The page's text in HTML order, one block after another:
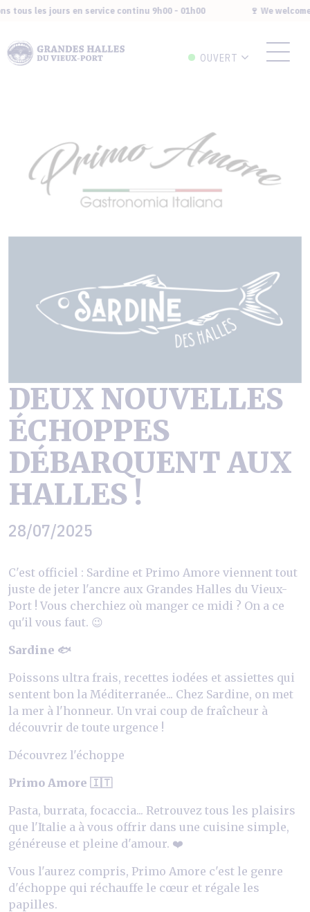
tous les jours en service continu 9h00 - 01h00 🍷 We
OUVERT
DEUX NOUVELLES
ÉCHOPPES
DÉBARQUENT AUX
HALLES !
28/07/2025
C'est officiel : Sardine et Primo Amore viennent tout
juste de jeter l'ancre aux Grandes Halles du Vieux-
Port ! Vous cherchiez où manger ce midi ? On a ce
qu'il vous faut. 😉
Sardine 🐟
Poissons ultra frais, recettes iodées et assiettes qui
sentent bon la Méditerranée... Chez Sardine, on met
la mer à l'honneur. Un vrai coup de fraîcheur à
découvrir de toute urgence !
Découvrez l'échoppe
Primo Amore 🇮🇹
Pasta, burrata, focaccia... Retrouvez tous les plaisirs
que l'Italie a à vous offrir dans une cuisine simple,
généreuse et pleine d'amour. ❤️
Vous l'aurez compris, Primo Amore c'est le genre
d'échoppe qui réchauffe le cœur et régale les
papilles.